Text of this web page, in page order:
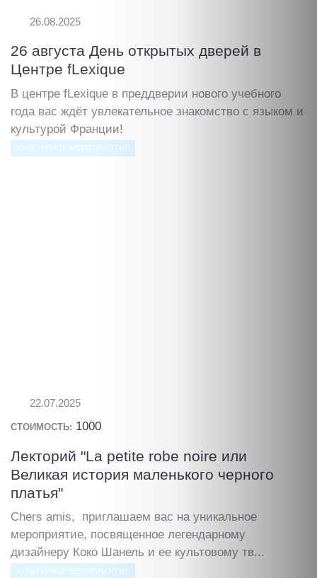
26.08.2025
26 августа День открытых дверей в
Центре fLexique
В центре fLexique в преддверии нового учебного
года вас ждёт увлекательное знакомство с языком и
культурой Франции!
КУЛЬТУРНОЕ МЕРОПРИЯТИЕ
22.07.2025
СТОИМОСТЬ: 1000
Лекторий "La petite robe noire или
Великая история маленького черного
платья"
Chers amis, приглашаем вас на уникальное
мероприятие, посвященное легендарному
дизайнеру Коко Шанель и ее культовому тв...
КУЛЬТУРНОЕ МЕРОПРИЯТИЕ